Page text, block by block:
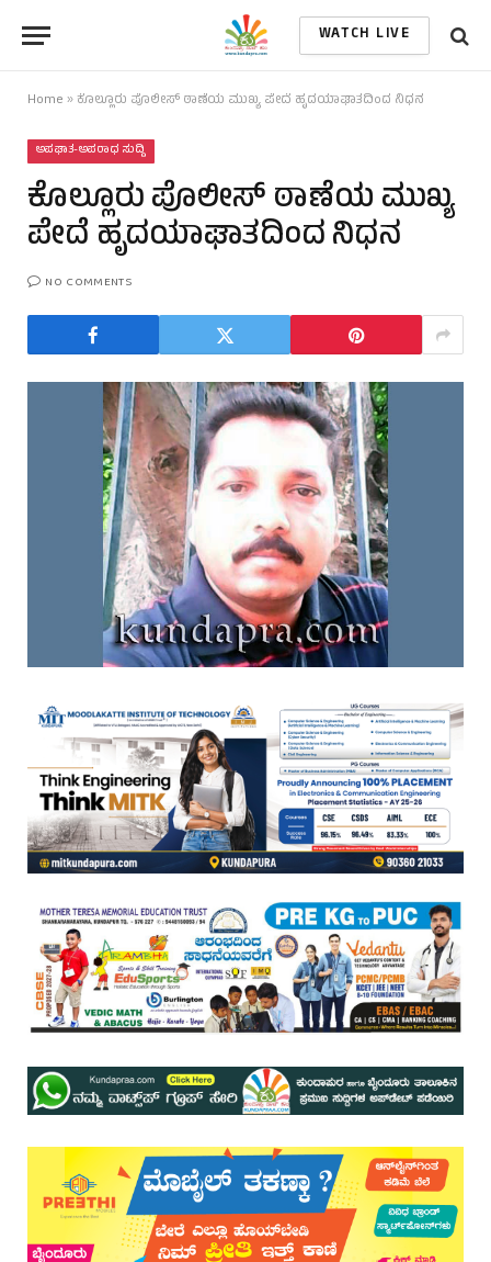
WATCH LIVE
Home »ಕೊಲ್ಲೂರು ಪೊಲೀಸ್ ಠಾಣೆಯ ಮುಖ್ಯ ಪೇದೆ ಹೃದಯಾಘಾತದಿಂದ ನಿಧನ
ಅಪಘಾತ-ಅಪರಾಧ ಸುದ್ದಿ
ಕೊಲ್ಲೂರು ಪೊಲೀಸ್ ಠಾಣೆಯ ಮುಖ್ಯ
ಪೇದೆ ಹೃದಯಾಘಾತದಿಂದ ನಿಧನ
NO COMMENTS